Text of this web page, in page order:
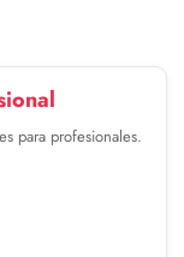
para profesionales.